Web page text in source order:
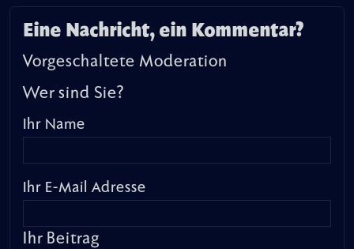
Eine Nachricht, ein Kommentar?
Vorgeschaltete Moderation
Wer sind Sie?
Ihr Name
Ihr E-Mail Adresse
Ihr Beitrag